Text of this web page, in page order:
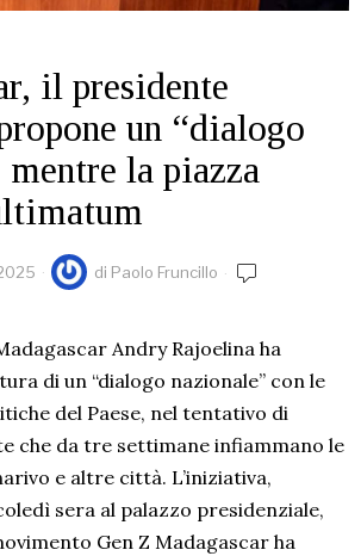
il presidente
un “dialogo
la piazza
di Paolo Fruncillo
Andry Rajoelina ha
di un “dialogo nazionale” con le
del Paese, nel tentativo di
che da tre settimane infiammano le
e altre città. L’iniziativa,
sera al palazzo presidenziale,
Gen Z Madagascar ha